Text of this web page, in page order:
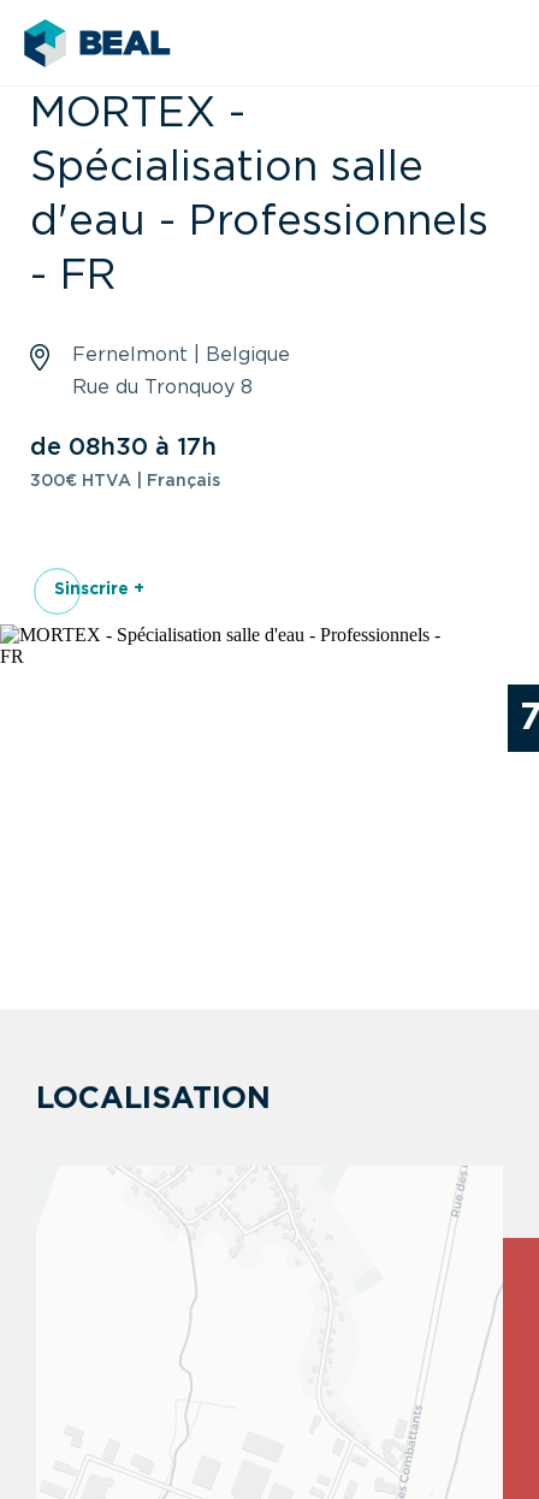
MORTEX -
Spécialisation salle
d'eau - Professionnels
- FR
Fernelmont | Belgique
Rue du Tronquoy 8
de 08h30 à 17h
300€ HTVA | Français
Sinscrire +
LOCALISATION